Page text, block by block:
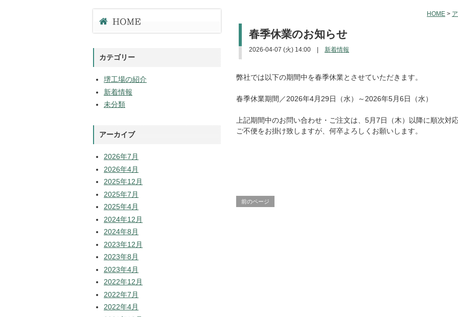
HOME >
春季休業のお知らせ
2026-04-07 (火) 14:00 新着情報
弊社では以下の期間中を春季休業とさせていただきます。
春季休業期間／2026年4月29日（水）～2026年5月6日（水）
上記期間中のお問い合わせ・ご注文は、5月7日（木）以降に順次対
ご不便をお掛け致しますが、何卒よろしくお願いします。
前のページ
カテゴリー
堺工場の紹介
新着情報
未分類
アーカイブ
2026年7月
2026年4月
2025年12月
2025年7月
2025年4月
2024年12月
2024年8月
2023年12月
2023年8月
2023年4月
2022年12月
2022年7月
2022年4月